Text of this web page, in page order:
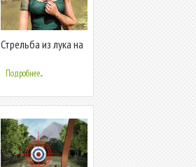
Стрельба из лука на
Подробнее...